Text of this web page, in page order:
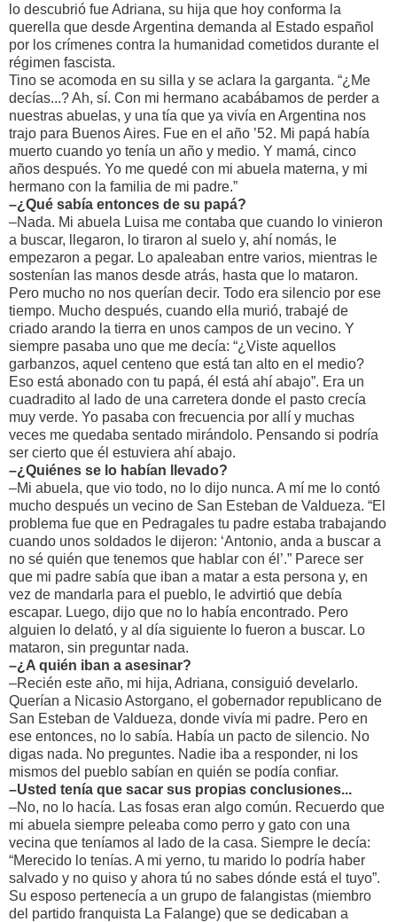
lo descubrió fue Adriana, su hija que hoy conforma la
querella que desde Argentina demanda al Estado español
por los crímenes contra la humanidad cometidos durante el
régimen fascista.
Tino se acomoda en su silla y se aclara la garganta. “¿Me
decías...? Ah, sí. Con mi hermano acabábamos de perder a
nuestras abuelas, y una tía que ya vivía en Argentina nos
trajo para Buenos Aires. Fue en el año ’52. Mi papá había
muerto cuando yo tenía un año y medio. Y mamá, cinco
años después. Yo me quedé con mi abuela materna, y mi
hermano con la familia de mi padre.”
–¿Qué sabía entonces de su papá?
–Nada. Mi abuela Luisa me contaba que cuando lo vinieron
a buscar, llegaron, lo tiraron al suelo y, ahí nomás, le
empezaron a pegar. Lo apaleaban entre varios, mientras le
sostenían las manos desde atrás, hasta que lo mataron.
Pero mucho no nos querían decir. Todo era silencio por ese
tiempo. Mucho después, cuando ella murió, trabajé de
criado arando la tierra en unos campos de un vecino. Y
siempre pasaba uno que me decía: “¿Viste aquellos
garbanzos, aquel centeno que está tan alto en el medio?
Eso está abonado con tu papá, él está ahí abajo”. Era un
cuadradito al lado de una carretera donde el pasto crecía
muy verde. Yo pasaba con frecuencia por allí y muchas
veces me quedaba sentado mirándolo. Pensando si podría
ser cierto que él estuviera ahí abajo.
–¿Quiénes se lo habían llevado?
–Mi abuela, que vio todo, no lo dijo nunca. A mí me lo contó
mucho después un vecino de San Esteban de Valdueza. “El
problema fue que en Pedragales tu padre estaba trabajando
cuando unos soldados le dijeron: ‘Antonio, anda a buscar a
no sé quién que tenemos que hablar con él’.” Parece ser
que mi padre sabía que iban a matar a esta persona y, en
vez de mandarla para el pueblo, le advirtió que debía
escapar. Luego, dijo que no lo había encontrado. Pero
alguien lo delató, y al día siguiente lo fueron a buscar. Lo
mataron, sin preguntar nada.
–¿A quién iban a asesinar?
–Recién este año, mi hija, Adriana, consiguió develarlo.
Querían a Nicasio Astorgano, el gobernador republicano de
San Esteban de Valdueza, donde vivía mi padre. Pero en
ese entonces, no lo sabía. Había un pacto de silencio. No
digas nada. No preguntes. Nadie iba a responder, ni los
mismos del pueblo sabían en quién se podía confiar.
–Usted tenía que sacar sus propias conclusiones...
–No, no lo hacía. Las fosas eran algo común. Recuerdo que
mi abuela siempre peleaba como perro y gato con una
vecina que teníamos al lado de la casa. Siempre le decía:
“Merecido lo tenías. A mi yerno, tu marido lo podría haber
salvado y no quiso y ahora tú no sabes dónde está el tuyo”.
Su esposo pertenecía a un grupo de falangistas (miembro
del partido franquista La Falange) que se dedicaban a